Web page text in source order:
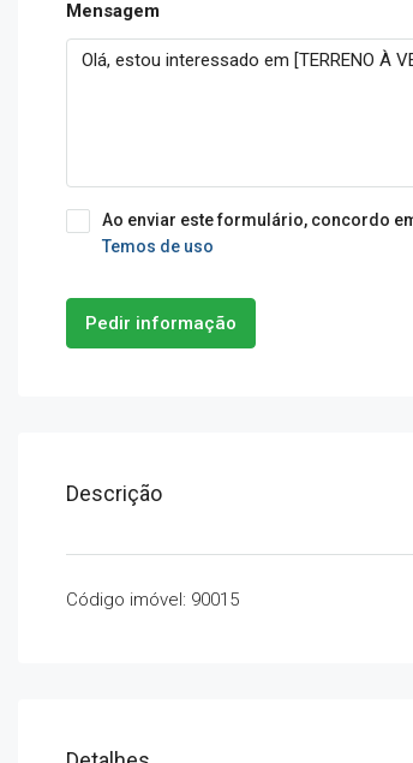
Mensagem
Ao enviar este formulário, concordo
Temos de uso
Pedir informação
Descrição
Código imóvel: 90015